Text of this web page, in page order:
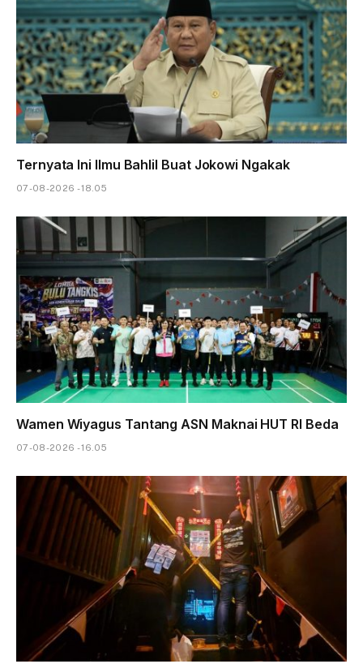
Ternyata Ini Ilmu Bahlil Buat Jokowi Ngakak
07-08-2026 - 18.05
Wamen Wiyagus Tantang ASN Maknai HUT RI Beda
07-08-2026 - 16.05